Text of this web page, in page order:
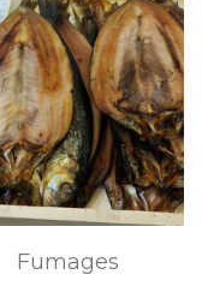
Fumages